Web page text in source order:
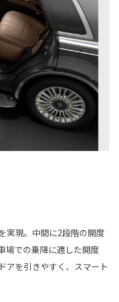
実現。中間に2段階の開度
場での乗降に適した開度
アを引きやすく、スマート